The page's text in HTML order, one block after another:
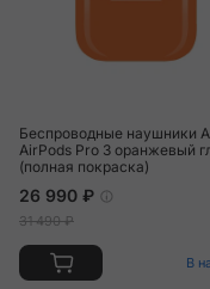
Беспроводные наушники
AirPods Pro 3 оранжевый
(полная покраска)
26 990 ₽
31 490 ₽
В